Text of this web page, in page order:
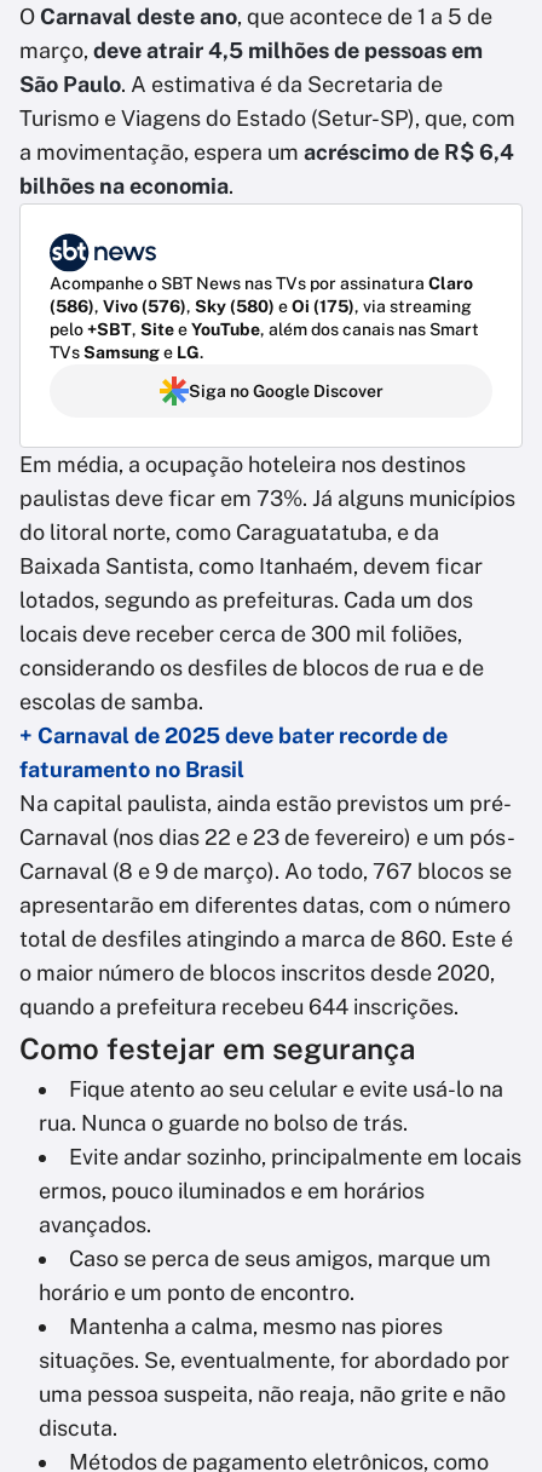
OCarnaval deste ano, que acontece de 1 a 5 de
março, deve atrair 4,5 milhões de pessoas em
São Paulo. A estimativa é da Secretaria de
Turismo e Viagens do Estado (Setur-SP), que, com
a movimentação, espera um acréscimo de R$ 6,4
bilhões na economia.
Acompanhe o SBT News nas TVs por assinatura Claro
(586), Vivo (576), Sky (580) eOi (175), via streaming
pelo+SBT, SiteeYouTube, além dos canais nas Smart
TVsSamsunge LG.
Siga no Google Discover
Em média, a ocupação hoteleira nos destinos
paulistas deve ficar em 73%. Já alguns municípios
do litoral norte, como Caraguatatuba, e da
Baixada Santista, como Itanhaém, devem ficar
lotados, segundo as prefeituras. Cada um dos
locais deve receber cerca de 300 mil foliões,
considerando os desfiles de blocos de rua e de
escolas de samba.
+ Carnaval de 2025 deve bater recorde de
faturamento no Brasil
Na capital paulista, ainda estão previstos um pré-
Carnaval (nos dias 22 e 23 de fevereiro) e um pós-
Carnaval (8 e 9 de março). Ao todo, 767 blocos se
apresentarão em diferentes datas, com o número
total de desfiles atingindo a marca de 860. Este é
o maior número de blocos inscritos desde 2020,
quando a prefeitura recebeu 644 inscrições.
Como festejar em segurança
Fique atento ao seu celular e evite usá-lo na
rua. Nunca o guarde no bolso de trás.
Evite andar sozinho, principalmente em locais
ermos, pouco iluminados e em horários
avançados.
Caso se perca de seus amigos, marque um
horário e um ponto de encontro.
Mantenha a calma, mesmo nas piores
situações. Se, eventualmente, for abordado por
uma pessoa suspeita, não reaja, não grite e não
discuta.
Métodos de pagamento eletrônicos, como